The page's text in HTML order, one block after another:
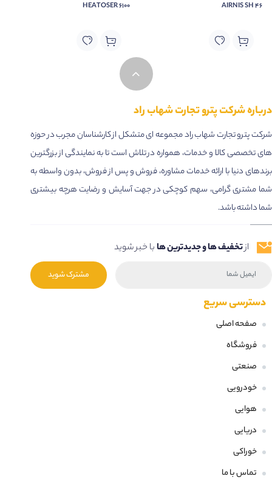
Used successfully on roller bearings, plain bearings,
sliding guides, roller guides, ball-and-socket joints,
splined shafts and threaded spindles.
AIRNIS SH 46
HEATOSER 6100
درباره شرکت پترو تجارت شهاب راد
شرکت پترو تجارت شهاب راد مجموعه ای متشکل از کارشناسان مجرب در حوزه
های تخصصی کالا و خدمات، همواره در تلاش است تا به نمایندگی از بزرگترین
برندهای دنیا با ارائه خدمات مشاوره، فروش و پس از فروش، بدون واسطه به
شما مشتری گرامی، سهم کوچکی در جهت آسایش و رضایت هرچه بیشتری
شما داشته باشد.
ازتخفیف ها و جدیدترین ها با خبر شوید
مشترک شوید
دسترسی سریع
صفحه اصلی
فروشگاه
صنعتی
خودرویی
هوایی
دریایی
خوراکی
تماس با ما